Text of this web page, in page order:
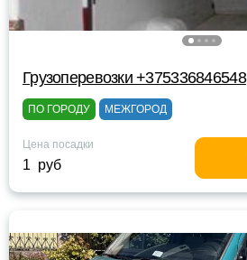
Грузоперевозки +375336846548
ПО ГОРОДУ МЕЖГОРОД
Цена посадки
1 руб